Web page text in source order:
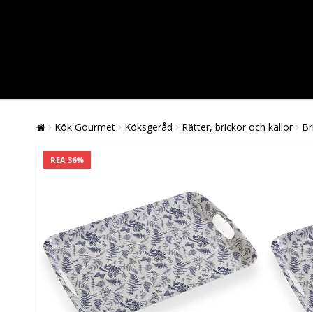
Kök Gourmet Köksgeråd Rätter, brickor och källor
REA 36%